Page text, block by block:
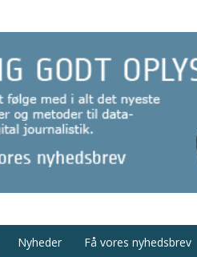
Nyheder Få vores nyhedsbrev